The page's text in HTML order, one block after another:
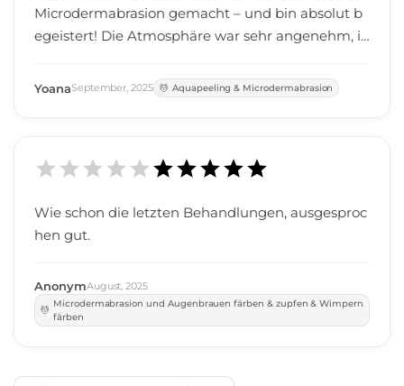
Microdermabrasion gemacht – und bin absolut b
egeistert! Die Atmosphäre war sehr angenehm, ic
hlt sich nach der Behandlung super frisch, glatt u
nd gepflegt an. Alles war professionell und zugleic
e mich schon auf meinen nächsten Termin. Absol
YoanaSeptember,2025 Aquapeeling & Microdermabrasion
Wie schon die letzten Behandlungen, ausgesproc
hen gut.
AnonymAugust ,2025
Microdermabrasion und Augenbrauen färben & zupfen & Wimpern
färben